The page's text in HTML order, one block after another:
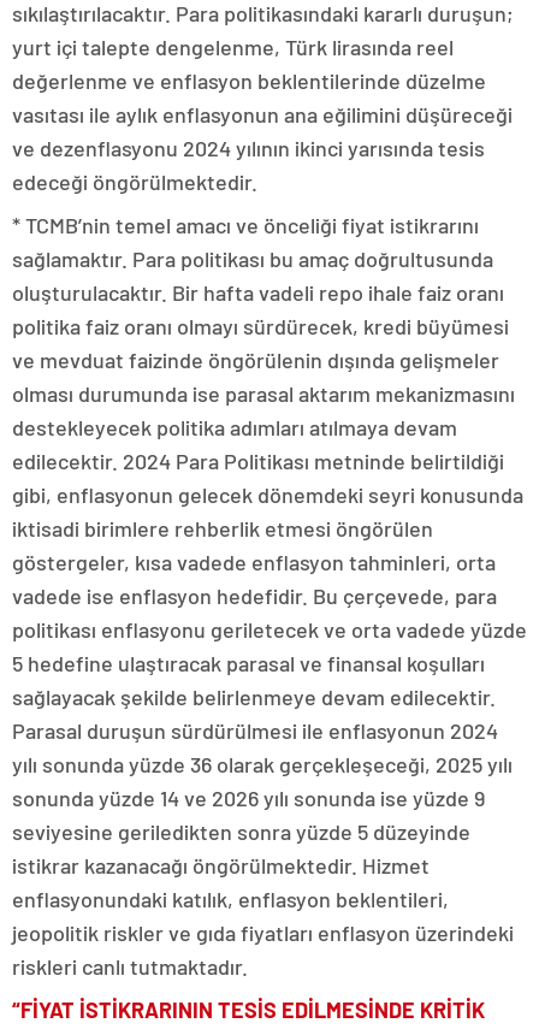
sıkılaştırılacaktır. Para politikasındaki kararlı duruşun;
yurt içi talepte dengelenme, Türk lirasında reel
değerlenme ve enflasyon beklentilerinde düzelme
vasıtası ile aylık enflasyonun ana eğilimini düşüreceği
ve dezenflasyonu 2024 yılının ikinci yarısında tesis
edeceği öngörülmektedir.
* TCMB’nin temel amacı ve önceliği fiyat istikrarını
sağlamaktır. Para politikası bu amaç doğrultusunda
oluşturulacaktır. Bir hafta vadeli repo ihale faiz oranı
politika faiz oranı olmayı sürdürecek, kredi büyümesi
ve mevduat faizinde öngörülenin dışında gelişmeler
olması durumunda ise parasal aktarım mekanizmasını
destekleyecek politika adımları atılmaya devam
edilecektir. 2024 Para Politikası metninde belirtildiği
gibi, enflasyonun gelecek dönemdeki seyri konusunda
iktisadi birimlere rehberlik etmesi öngörülen
göstergeler, kısa vadede enflasyon tahminleri, orta
vadede ise enflasyon hedefidir. Bu çerçevede, para
politikası enflasyonu geriletecek ve orta vadede yüzde
5 hedefine ulaştıracak parasal ve finansal koşulları
sağlayacak şekilde belirlenmeye devam edilecektir.
Parasal duruşun sürdürülmesi ile enflasyonun 2024
yılı sonunda yüzde 36 olarak gerçekleşeceği, 2025 yılı
sonunda yüzde 14 ve 2026 yılı sonunda ise yüzde 9
seviyesine geriledikten sonra yüzde 5 düzeyinde
istikrar kazanacağı öngörülmektedir. Hizmet
enflasyonundaki katılık, enflasyon beklentileri,
jeopolitik riskler ve gıda fiyatları enflasyon üzerindeki
riskleri canlı tutmaktadır.
“FİYAT İSTİKRARININ TESİS EDİLMESİNDE KRİTİK